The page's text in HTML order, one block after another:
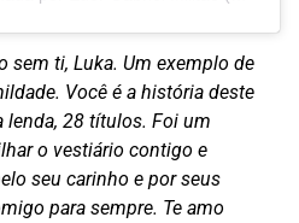
sem ti, Luka. Um exemplo de
Você é a história deste
lenda, 28 títulos. Foi um
o vestiário contigo e
seu carinho e por seus
para sempre. Te amo